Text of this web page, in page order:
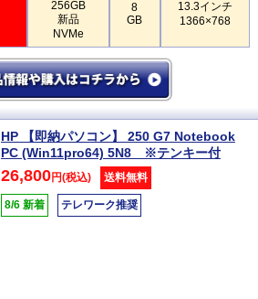
256GB
新品
NVMe
8
GB
13.3インチ
1366×768
HP 【即納パソコン】 250 G7 Notebook
PC (Win11pro64) 5N8 ※テンキー付
26,800円(税込) 送料無料
8/6 新着 テレワーク推奨